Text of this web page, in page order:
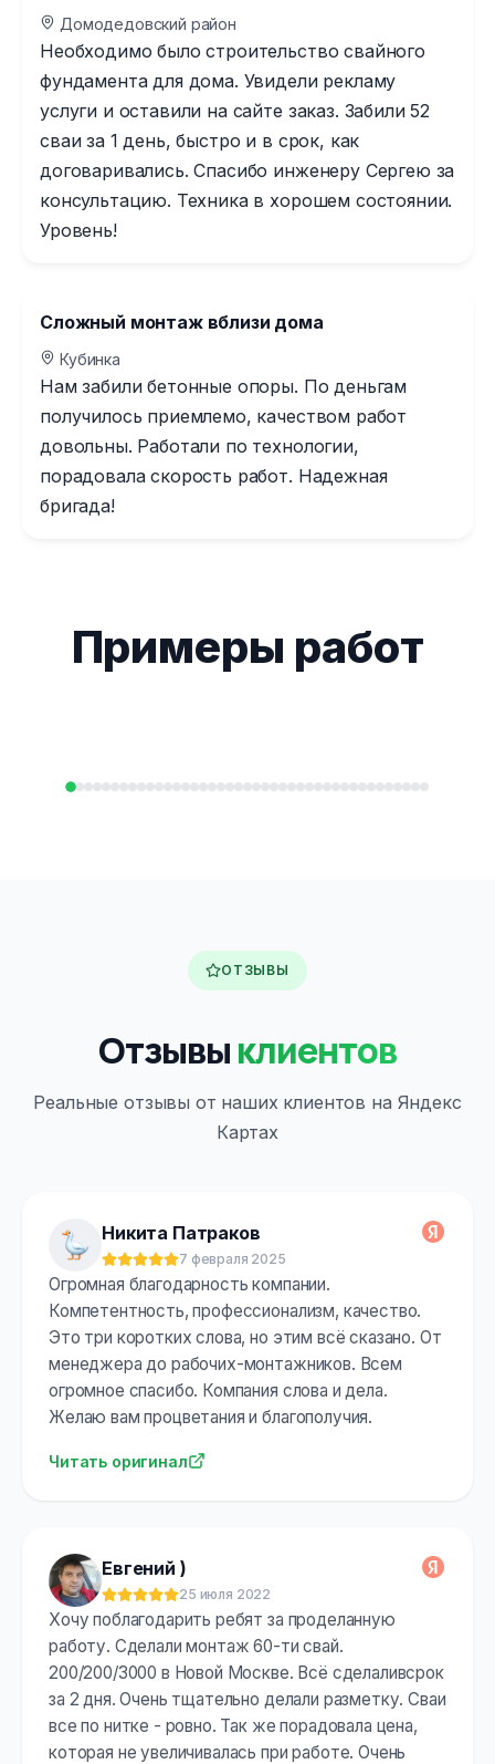
Домодедовский район
Необходимо было строительство свайного
фундамента для дома. Увидели рекламу
услуги и оставили на сайте заказ. Забили 52
сваи за 1 день, быстро и в срок, как
договаривались. Спасибо инженеру Сергею за
консультацию. Техника в хорошем состоянии.
Уровень!
Сложный монтаж вблизи дома
Кубинка
Нам забили бетонные опоры. По деньгам
получилось приемлемо, качеством работ
довольны. Работали по технологии,
порадовала скорость работ. Надежная
бригада!
Примеры работ
ОТЗЫВЫ
Отзывыклиентов
Реальные отзывы от наших клиентов на Яндекс
Картах
Никита Патраков
Оценка:5из 57 февраля 2025
Огромная благодарность компании.
Компетентность, профессионализм, качество.
Это три коротких слова, но этим всё сказано. От
менеджера до рабочих-монтажников. Всем
огромное спасибо. Компания слова и дела.
Желаю вам процветания и благополучия.
Читать оригинал
Евгений )
Оценка:5из 525 июля 2022
Хочу поблагодарить ребят за проделанную
работу. Сделали монтаж 60-ти свай.
200/200/3000 в Новой Москве. Всё сделаливсрок
за 2 дня. Очень тщательно делали разметку. Сваи
все по нитке - ровно. Так же порадовала цена,
которая не увеличивалась при работе. Очень